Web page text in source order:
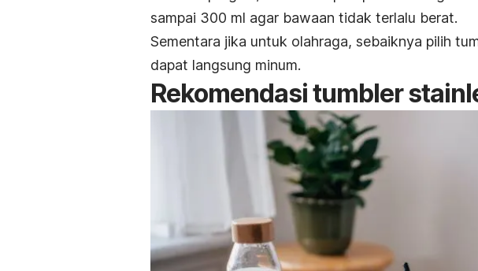
sampai 300 ml agar bawaan tidak terlalu berat.
Sementara jika untuk olahraga, sebaiknya pilih
dapat langsung minum.
Rekomendasi tumbler